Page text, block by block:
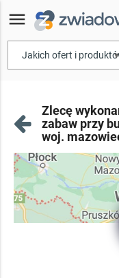
menu
▾
Zlecę
zabaw przy
woj.